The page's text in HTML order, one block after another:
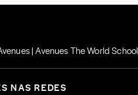
| Avenues The World School
NAS REDES